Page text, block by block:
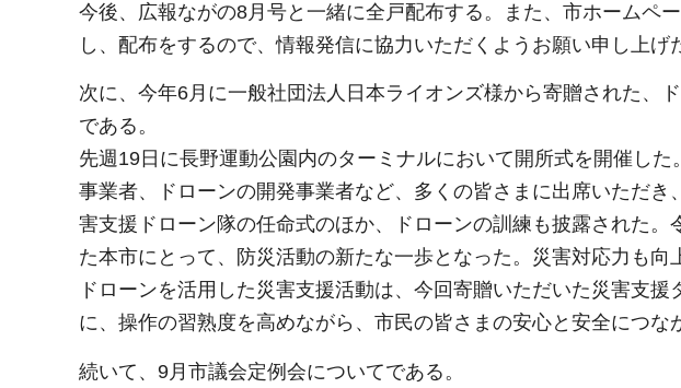
今後、広報ながの8月号と一緒に全戸配布する。また、市ホームペ
し、配布をするので、情報発信に協力いただくようお願い申し上げ
次に、今年6月に一般社団法人日本ライオンズ様から寄贈された、
である。
先週19日に長野運動公園内のターミナルにおいて開所式を開催し
事業者、ドローンの開発事業者など、多くの皆さまに出席いただ
害支援ドローン隊の任命式のほか、ドローンの訓練も披露された
た本市にとって、防災活動の新たな一歩となった。災害対応力も向
ドローンを活用した災害支援活動は、今回寄贈いただいた災害支
に、操作の習熟度を高めながら、市民の皆さまの安心と安全につな
続いて、9月市議会定例会についてである。